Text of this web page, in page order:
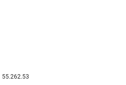
55.262.53